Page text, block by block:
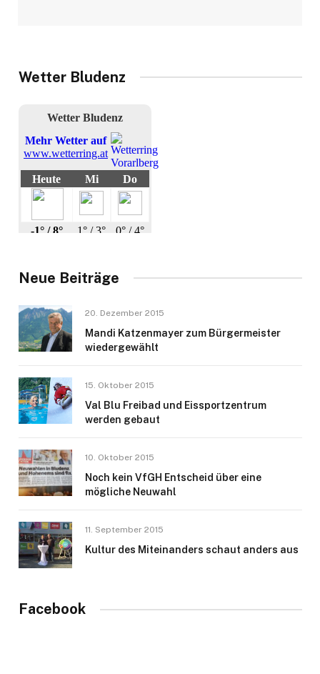
Wetter Bludenz
Neue Beiträge
20. Dezember 2015
Mandi Katzenmayer zum Bürgermeister
wiedergewählt
15. Oktober 2015
Val Blu Freibad und Eissportzentrum
werden gebaut
10. Oktober 2015
Noch kein VfGH Entscheid über eine
mögliche Neuwahl
11. September 2015
Kultur des Miteinanders schaut anders aus
Facebook